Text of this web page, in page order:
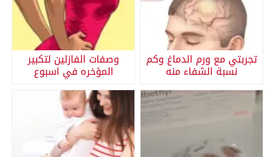
تجربتي مع ورم الدماغ وكم
نسبة الشفاء منه
وصفات الفازلين لتكبير
المؤخره في اسبوع